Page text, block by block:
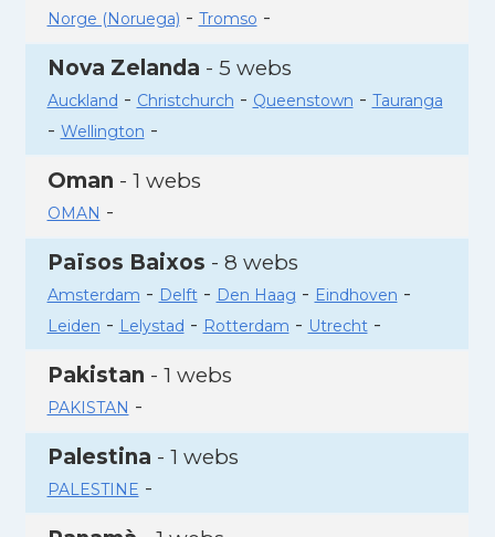
Norge (Noruega) - Tromso -
Nova Zelanda - 5 webs
Auckland - Christchurch - Queenstown - Tauranga
- Wellington -
Oman - 1 webs
OMAN -
Països Baixos - 8 webs
Amsterdam - Delft- Den Haag - Eindhoven -
Leiden - Lelystad - Rotterdam - Utrecht-
Pakistan - 1 webs
PAKISTAN -
Palestina - 1 webs
PALESTINE -